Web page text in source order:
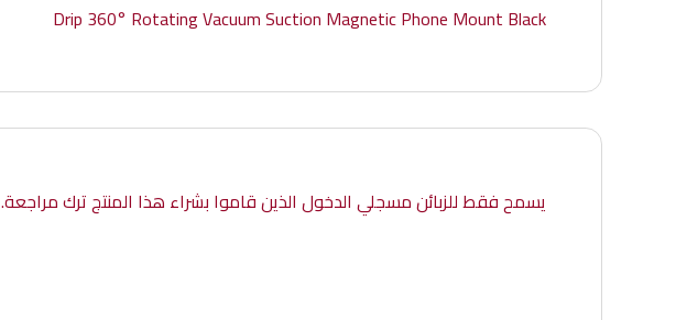
Drip 360° Rotating Vacuum Suction Magnetic Phone Mount Black
يسمح فقط للزبائن مسجلي الدخول الذين قاموا بشراء هذا المنتج ترك مراجعة.